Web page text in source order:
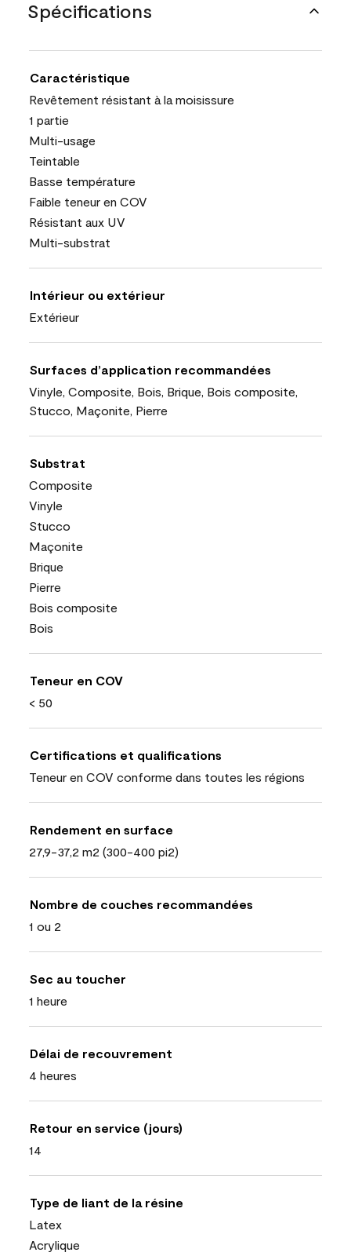
Spécifications
Caractéristique
Revêtement résistant à la moisissure
1 partie
Multi-usage
Teintable
Basse température
Faible teneur en COV
Résistant aux UV
Multi-substrat
Intérieur ou extérieur
Extérieur
Surfaces d’application recommandées
Vinyle, Composite, Bois, Brique, Bois composite,
Stucco, Maçonite, Pierre
Substrat
Composite
Vinyle
Stucco
Maçonite
Brique
Pierre
Bois composite
Bois
Teneur en COV
< 50
Certifications et qualifications
Teneur en COV conforme dans toutes les régions
Rendement en surface
27,9-37,2 m2 (300-400 pi2)
Nombre de couches recommandées
1 ou 2
Sec au toucher
1 heure
Délai de recouvrement
4 heures
Retour en service (jours)
14
Type de liant de la résine
Latex
Acrylique